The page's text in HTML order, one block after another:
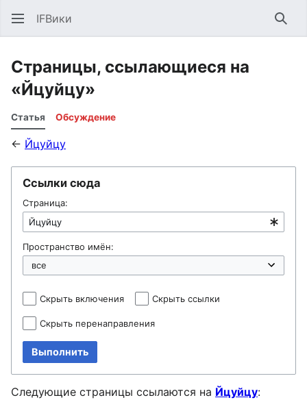
IFВики
Страницы, ссылающиеся на
«Йцуйцу»
Статья Обсуждение
← Йцуйцу
Ссылки сюда
Страница:
Пространство имён:
Скрыть включения Скрыть ссылки
Скрыть перенаправления
Выполнить
Следующие страницы ссылаются на Йцуйцу: